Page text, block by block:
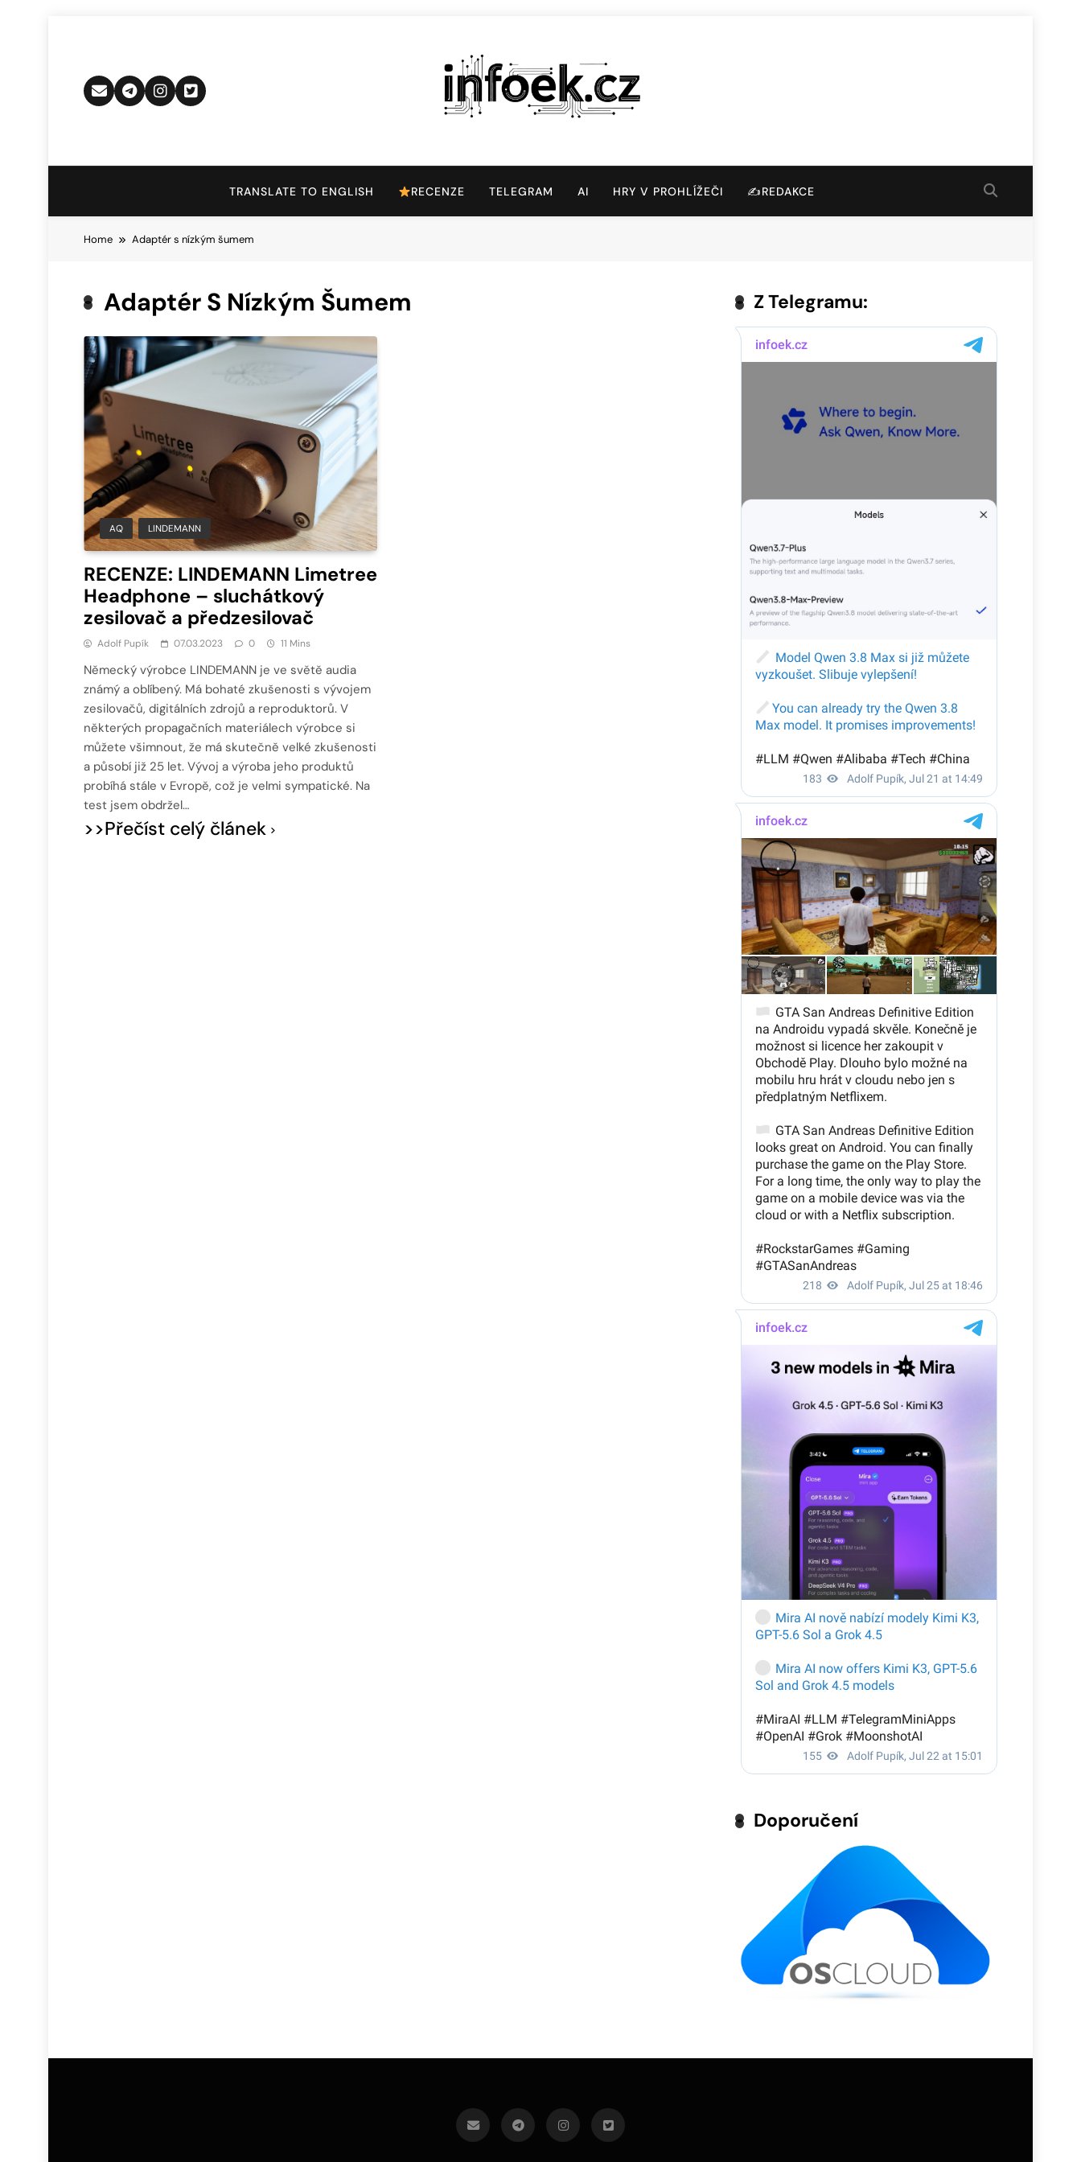
Infoek.cz
TRANSLATE TO ENGLISH RECENZE TELEGRAM AI HRY V PROHLÍŽEČI ✍️REDAKCE
Home Adaptér s nízkým šumem
Adaptér S Nízkým Šumem
AQ LINDEMANN
RECENZE: LINDEMANN Limetree
Headphone – sluchátkový
zesilovač a předzesilovač
Adolf Pupík 07.03.2023 0 11 Mins
Německý výrobce LINDEMANN je ve světě audia
známý a oblíbený. Má bohaté zkušenosti s vývojem
zesilovačů, digitálních zdrojů a reproduktorů. V
některých propagačních materiálech výrobce si
můžete všimnout, že má skutečně velké zkušenosti
a působí již 25 let. Vývoj a výroba jeho produktů
probíhá stále v Evropě, což je velmi sympatické. Na
test jsem obdržel…
>>Přečíst celý článek
Z Telegramu:
Doporučení